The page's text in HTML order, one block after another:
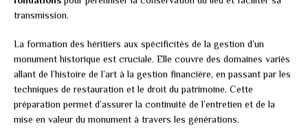
transmission.
La formation des héritiers aux spécificités de la gestion d’un
monument historique est cruciale. Elle couvre des domaines variés
allant de l’histoire de l’art à la gestion financière, en passant par les
techniques de restauration et le droit du patrimoine. Cette
préparation permet d’assurer la continuité de l’entretien et de la
mise en valeur du monument à travers les générations.